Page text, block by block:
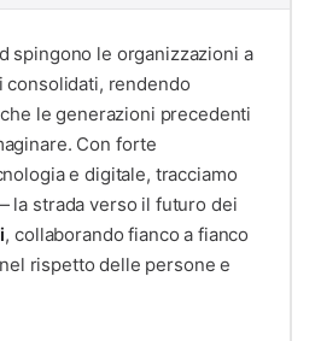
spingono le organizzazioni a
consolidati, rendendo
le generazioni precedenti
Con forte
e digitale, tracciamo
strada verso il futuro dei
, collaborando fianco a fianco
rispetto delle persone e